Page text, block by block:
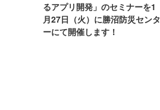
るアプリ開発」のセミナーを1
月27日（火）に勝沼防災センタ
ーにて開催します！